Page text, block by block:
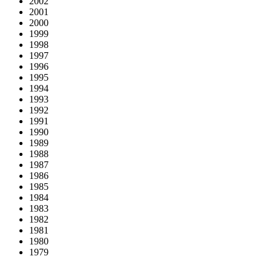
2001
2000
1999
1998
1997
1996
1995
1994
1993
1992
1991
1990
1989
1988
1987
1986
1985
1984
1983
1982
1981
1980
1979